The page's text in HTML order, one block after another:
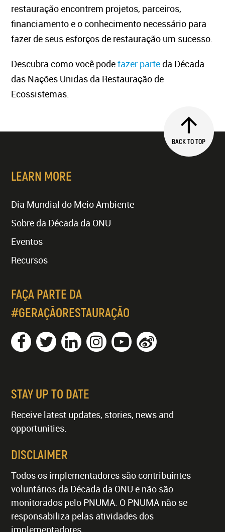
restauração encontrem projetos, parceiros,
financiamento e o conhecimento necessário para
fazer de seus esforços de restauração um sucesso.
Descubra como você podefazer parteda Década
das Nações Unidas da Restauração de
Ecossistemas.
BACK TO TOP
LEARN MORE
Dia Mundial do Meio Ambiente
Sobre da Década da ONU
Eventos
Recursos
FAÇA PARTE DA
#GERAÇÃORESTAURAÇÃO
STAY UP TO DATE
Receive latest updates, stories, news and
opportunities.
DISCLAIMER
Todos os implementadores são contribuintes
voluntários da Década da ONU e não são
monitorados pelo PNUMA. O PNUMA não se
responsabiliza pelas atividades dos
implementadores.